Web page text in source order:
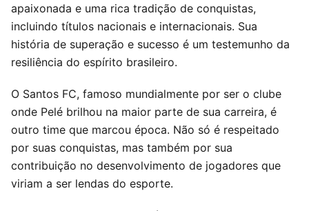
apaixonada e uma rica tradição de conquistas,
incluindo títulos nacionais e internacionais. Sua
história de superação e sucesso é um testemunho da
resiliência do espírito brasileiro.
O Santos FC, famoso mundialmente por ser o clube
onde Pelé brilhou na maior parte de sua carreira, é
outro time que marcou época. Não só é respeitado
por suas conquistas, mas também por sua
contribuição no desenvolvimento de jogadores que
viriam a ser lendas do esporte.